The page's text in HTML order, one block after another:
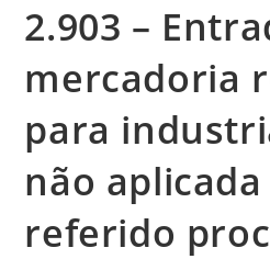
2.903 –
mercadoria
para
não
referido